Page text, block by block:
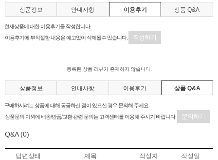
상품정보 안내사항 이용후기 상품 Q&A
현재상품에 대한 이용후기를 작성합니다.
이용후기에 부적절한 내용은 예고없이 삭제될수 있습니다.
작성하기
등록된 상품 리뷰가 존재하지 않습니다.
상품정보 안내사항 이용후기 상품 Q&A
구매하시려는 상품에 대해 궁금하신 점이 있으신 경우 문의해 주세요.
상품문의 이외에 배송/반품/교환 관련 문의는 고객센터를 이용해 주시기 바랍니다.
문의하기
Q&A (0)
답변상태 제목 작성자 작성일